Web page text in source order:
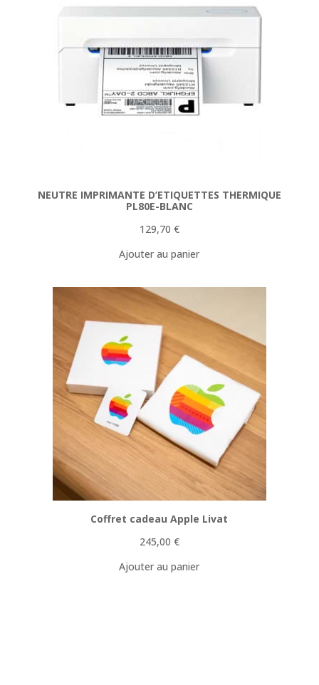
NEUTRE IMPRIMANTE D’ETIQUETTES THERMIQUE
PL80E-BLANC
129,70 €
Ajouter au panier
Coffret cadeau Apple Livat
245,00 €
Ajouter au panier